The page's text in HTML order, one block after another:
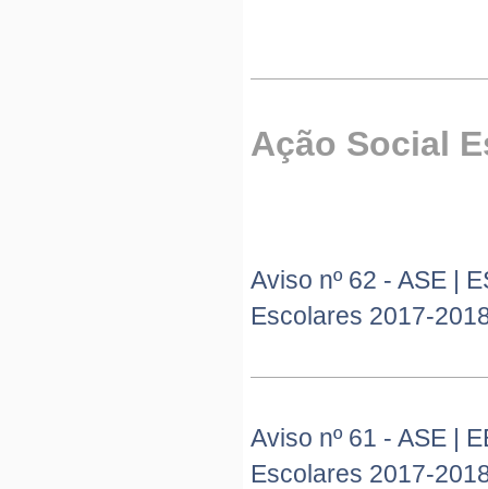
Ação Social
Aviso nº 62 - ASE |
Escolares 2017-
Aviso nº 61 - ASE |
Escolares 2017-